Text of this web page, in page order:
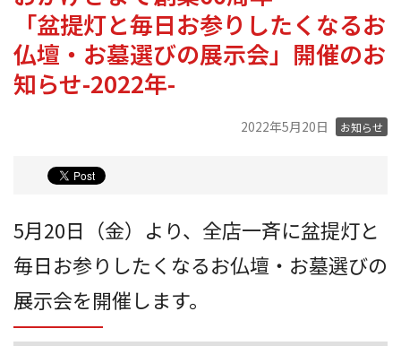
「盆提灯と毎日お参りしたくなるお
仏壇・お墓選びの展示会」開催のお
知らせ-2022年-
2022年5月20日 お知らせ
5月20日（金）より、全店一斉に盆提灯と
毎日お参りしたくなるお仏壇・お墓選びの
展示会を開催します。